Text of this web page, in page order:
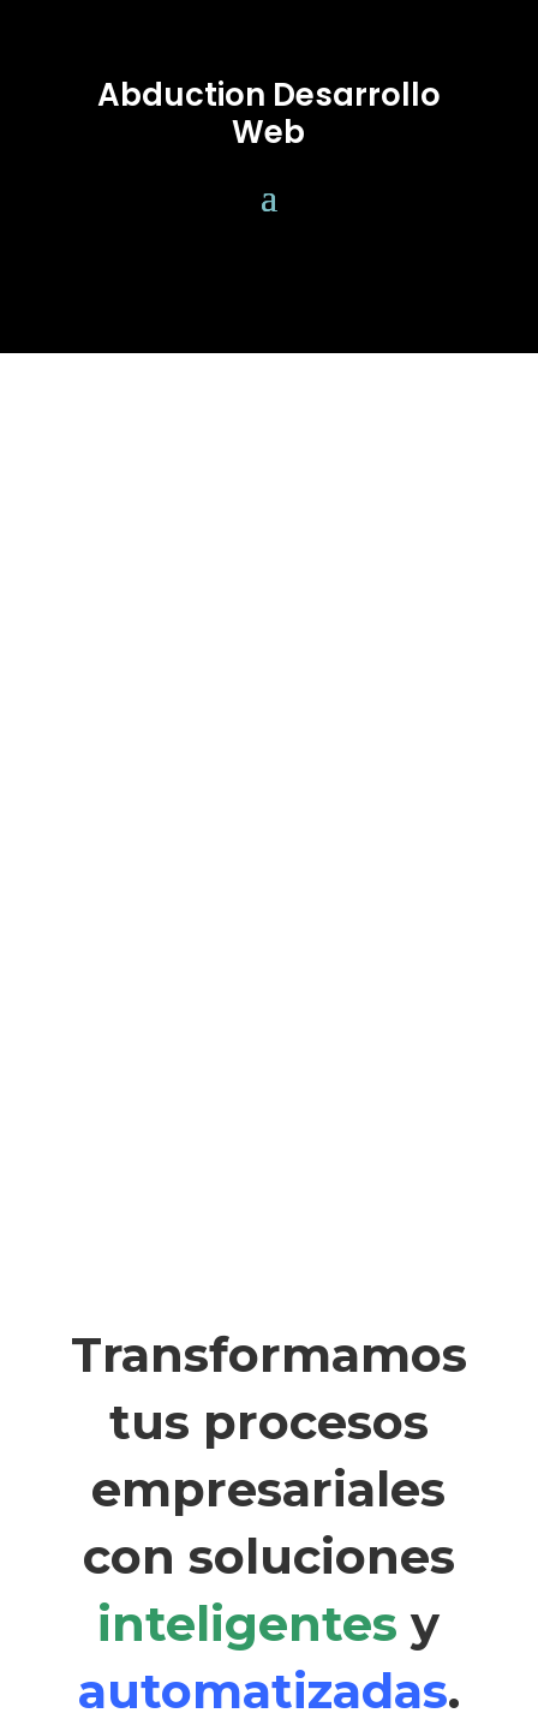
Abduction Desarrollo
Web
Transformamos
tus procesos
empresariales
con soluciones
inteligentes y
automatizadas.